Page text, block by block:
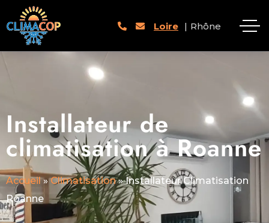
Installateur de
climatisation à Roanne
Accueil»Climatisation»Installateur Climatisation
Roanne
Loire | Rhône